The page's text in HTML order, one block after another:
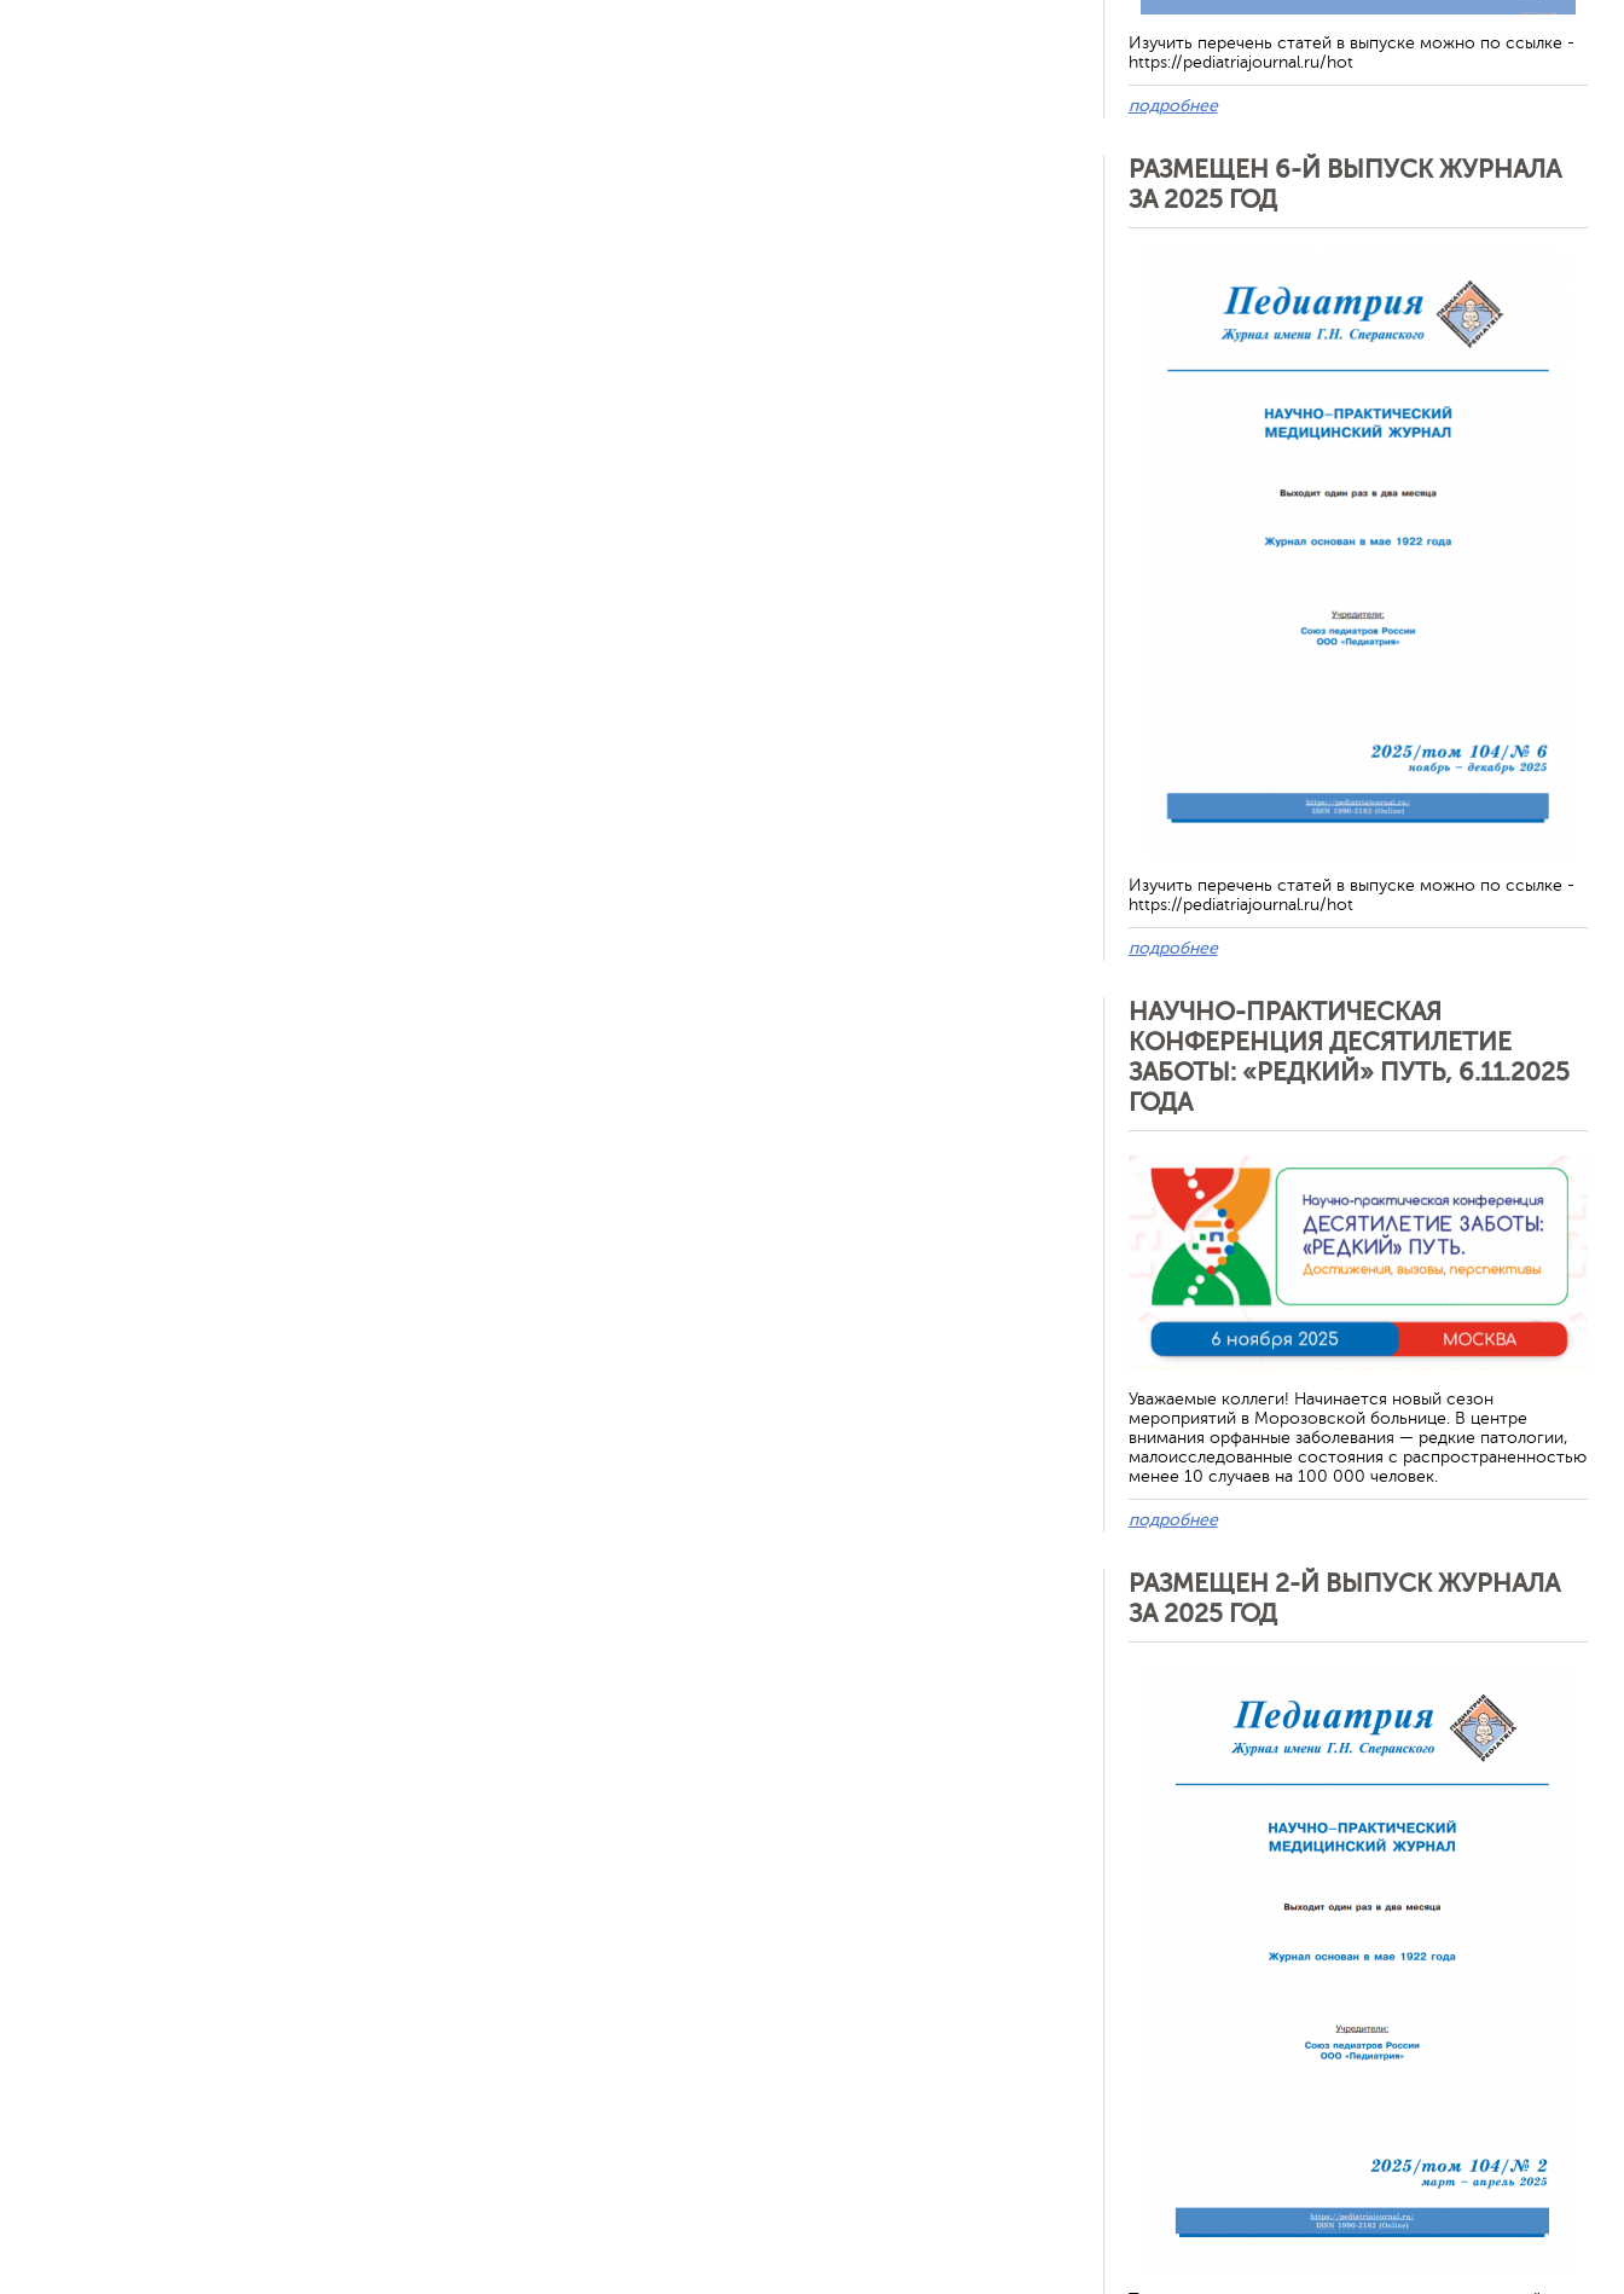
Изучить перечень статей в выпуске можно по ссылке -
https://pediatriajournal.ru/hot
подробнее
РАЗМЕЩЕН 6-Й ВЫПУСК ЖУРНАЛА
ЗА 2025 ГОД
Изучить перечень статей в выпуске можно по ссылке -
https://pediatriajournal.ru/hot
подробнее
НАУЧНО-ПРАКТИЧЕСКАЯ
КОНФЕРЕНЦИЯ ДЕСЯТИЛЕТИЕ
ЗАБОТЫ: «РЕДКИЙ» ПУТЬ, 6.11.2025
ГОДА
Уважаемые коллеги! Начинается новый сезон
мероприятий в Морозовской больнице. В центре
внимания орфанные заболевания — редкие патологии,
малоисследованные состояния с распространенностью
менее 10 случаев на 100 000 человек.
подробнее
РАЗМЕЩЕН 2-Й ВЫПУСК ЖУРНАЛА
ЗА 2025 ГОД
Отменить